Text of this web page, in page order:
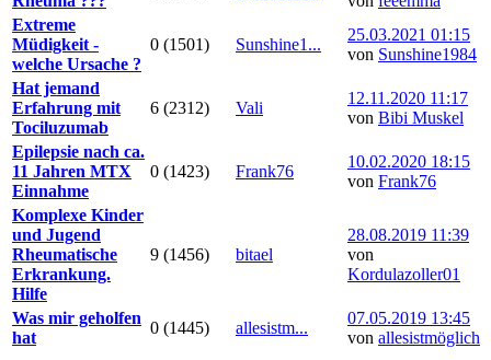
Extreme
Müdigkeit -
welche Ursache ?
0 (1501) Sunshine1...
25.03.2021 01:15
von Sunshine1984
Hat jemand
Erfahrung mit
Tociluzumab
6 (2312) Vali
12.11.2020 11:17
von Bibi Muskel
Epilepsie nach ca.
11 Jahren MTX
Einnahme
0 (1423) Frank76
10.02.2020 18:15
von Frank76
Komplexe Kinder
und Jugend
Rheumatische
Erkrankung.
Hilfe
9 (1456) bitael
28.08.2019 11:39
von
Kordulazoller01
Was mir geholfen
hat
0 (1445) allesistm...
07.05.2019 13:45
von allesistmöglich